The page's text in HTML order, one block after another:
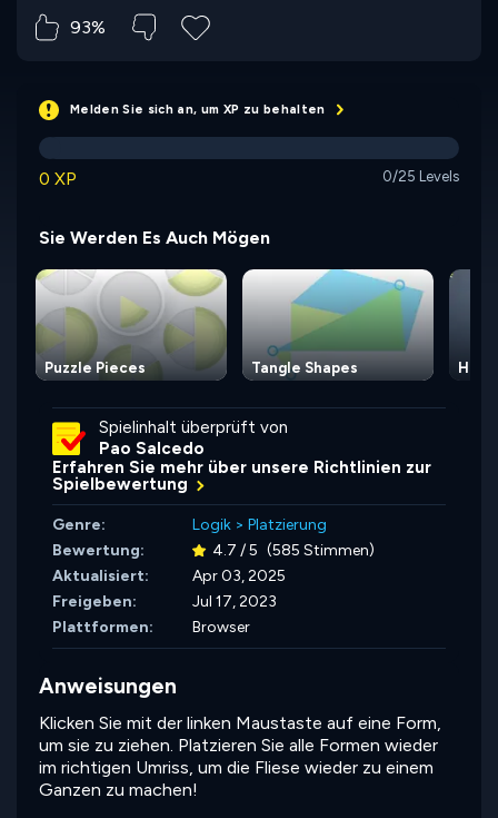
93%
Melden Sie sich an, um XP zu behalten
0 XP 0/25 Levels
Sie Werden Es Auch Mögen
Puzzle Pieces Tangle Shapes Hex
Spielinhalt überprüft von
Pao Salcedo
Erfahren Sie mehr über unsere Richtlinien zur
Spielbewertung
Genre: Logik > Platzierung
Bewertung:
4.7 / 5 (585 Stimmen)
Aktualisiert:
Apr 03, 2025
Freigeben:
Jul 17, 2023
Plattformen:
Browser
Anweisungen
Klicken Sie mit der linken Maustaste auf eine Form,
um sie zu ziehen. Platzieren Sie alle Formen wieder
im richtigen Umriss, um die Fliese wieder zu einem
Ganzen zu machen!